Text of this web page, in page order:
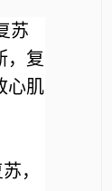
苏
，复
心肌
，